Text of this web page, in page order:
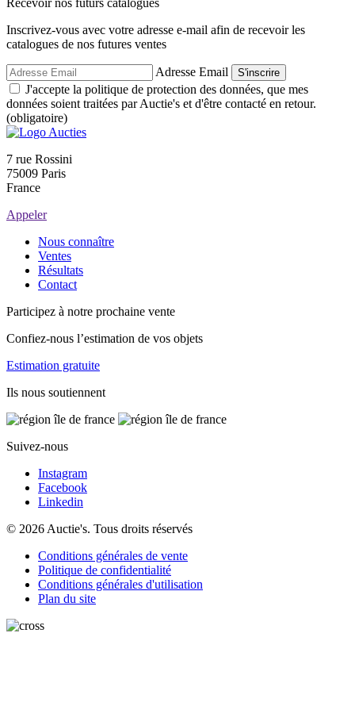
Recevoir nos futurs catalogues
Inscrivez-vous avec votre adresse e-mail afin de recevoir les
catalogues de nos futures ventes
Adresse Email S'inscrire
J'accepte la politique de protection des données, que mes
données soient traitées par Auctie's et d'être contacté en retour.
(obligatoire)
7 rue Rossini
75009 Paris
France
Appeler
Nous connaître
Ventes
Résultats
Contact
Participez à notre prochaine vente
Confiez-nous l’estimation de vos objets
Estimation gratuite
Ils nous soutiennent
Suivez-nous
Instagram
Facebook
Linkedin
© 2026 Auctie's. Tous droits réservés
Conditions générales de vente
Politique de confidentialité
Conditions générales d'utilisation
Plan du site